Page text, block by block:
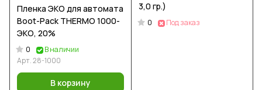
Пленка ЭКО для автомата
Boot-Pack THERMO 1000-
ЭКО, 20%
0
В наличии
Арт.28-1000
В корзину
3,0 гр.)
0 Под заказ